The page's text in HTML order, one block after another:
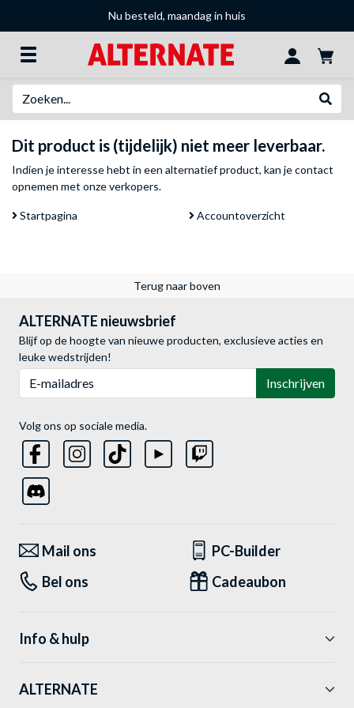
Nu besteld, maandag in huis
Dit product is (tijdelijk) niet meer leverbaar.
Indien je interesse hebt in een alternatief product, kan jecontact
opnemen met onze verkopers.
Startpagina Accountoverzicht
Terug naar boven
ALTERNATE nieuwsbrief
Blijf op de hoogte van nieuwe producten, exclusieve acties en
leuke wedstrijden!
Inschrijven
Volg ons op sociale media.
Mail ons
PC-Builder
Bel ons
Cadeaubon
Info & hulp
ALTERNATE